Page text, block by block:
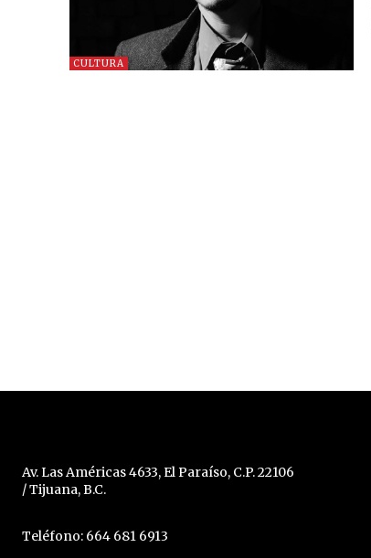
CULTURA
Av. Las Américas 4633, El Paraíso, C.P. 22106
/ Tijuana, B.C.
Teléfono: 664 681 6913